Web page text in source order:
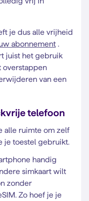
je dus alle vrijheid
abonnement .
juist het gebruik
overstappen
van een
telefoon
alle ruimte om zelf
je toestel gebruikt.
handig
simkaart wilt
zonder
Zo hoef je je